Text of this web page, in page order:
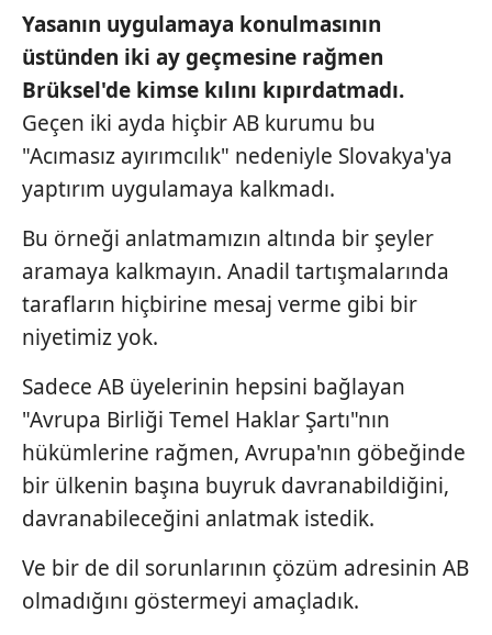
Sizlere daha iyi bir hizmet sunabilmek için İnternet
Sitemizde kendimize ve üçüncü kişilere ait çerezler
kullanılmaktadır. Bu çerezler vasıtasıyla çeşitli kişisel
verileriniz işlenmekte olup gerekli olan çerezler bilgi
toplumu hizmetlerinin sunulması amacıyla
kullanılmaktadır. Diğer çerezler, sitemizin daha işlevsel
kılınması ve kişiselleştirilmesi ve sizlere yönelik
sınırlı olarak açık rızanız dahilinde kullanılacaktır.
Çerezlere ilişkin tercihlerinizi aşağıda yer alan panel
vasıtasıyla belirleyebilirsiniz. Çerezlere ilişkin detaylı bilgi
için Ayarlar butonuna tıklayabilir,
6698 sayılı Kişisel Verilerin Korunması Kanunu uyarınca
hazırlanmış Aydınlatma Metnimizi okumak ve sitemizde
ilgili mevzuata uygun olarak kullanılan çerezlerle ilgili bilgi
tıklayınız
Yasanın uygulamaya konulmasının
üstünden iki ay geçmesine rağmen
Brüksel'de kimse kılını kıpırdatmadı.
Geçen iki ayda hiçbir AB kurumu bu
"Acımasız ayırımcılık" nedeniyle Slovakya'ya
yaptırım uygulamaya kalkmadı.
Bu örneği anlatmamızın altında bir şeyler
aramaya kalkmayın. Anadil tartışmalarında
tarafların hiçbirine mesaj verme gibi bir
niyetimiz yok.
Sadece AB üyelerinin hepsini bağlayan
"Avrupa Birliği Temel Haklar Şartı"nın
hükümlerine rağmen, Avrupa'nın göbeğinde
bir ülkenin başına buyruk davranabildiğini,
davranabileceğini anlatmak istedik.
Ve bir de dil sorunlarının çözüm adresinin AB
olmadığını göstermeyi amaçladık.